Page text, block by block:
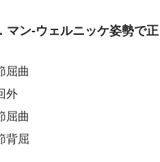
は可能
障害あり
マン-ウェルニッケ姿勢で正
屈曲
外
屈曲
背屈